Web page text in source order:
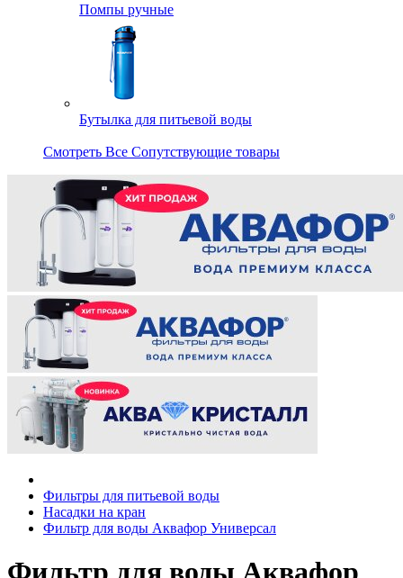
Помпы ручные
Бутылка для питьевой воды
Смотреть Все Сопутствующие товары
Фильтры для питьевой воды
Насадки на кран
Фильтр для воды Аквафор Универсал